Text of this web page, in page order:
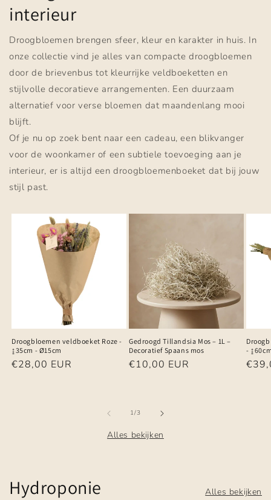
interieur
Droogbloemen brengen sfeer, kleur en karakter in huis. In
onze collectie vind je alles van compacte droogbloemen
door de brievenbus tot kleurrijke veldboeketten en
stijlvolle decoratieve arrangementen. Een duurzaam
alternatief voor verse bloemen dat maandenlang mooi
blijft.
Of je nu op zoek bent naar een cadeau, een blikvanger
voor de woonkamer of een subtiele toevoeging aan je
interieur, er is altijd een droogbloemenboeket dat bij jouw
stijl past.
Droogbloemen veldboeket Roze -
↨35cm - Ø15cm
Normale
€28,00 EUR
Gedroogd Tillandsia Mos – 1L –
Decoratief Spaans mos
Normale
€10,00 EUR
-
1/van
3
Alles bekijken
Hydroponie Alles bekijken